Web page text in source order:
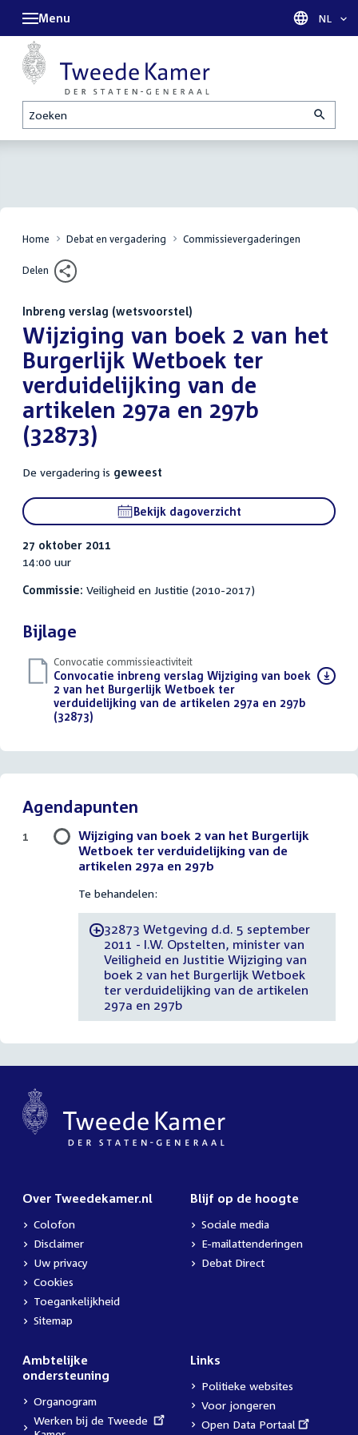
Zoeken
Menu Taal
NL
Home Debat en vergadering Commissievergaderingen
Delen
Inbreng verslag (wetsvoorstel)
:Wijziging van boek 2 van het
Burgerlijk Wetboek ter
verduidelijking van de
artikelen 297a en 297b
(32873)
De vergadering is geweest
Bekijk dagoverzicht
27 oktober 2011
14:00 uur
Commissie: Veiligheid en Justitie (2010-2017)
Bijlage
Convocatie commissieactiviteit
Download
bestand:
Convocatie inbreng verslag Wijziging van boek
2 van het Burgerlijk Wetboek ter
verduidelijking van de artikelen 297a en 297b
(32873)
Agendapunten
Wijziging van boek 2 van het Burgerlijk
Wetboek ter verduidelijking van de
artikelen 297a en 297b
Te behandelen:
-32873 Wetgeving d.d. 5 september
2011 - I.W. Opstelten, minister van
Veiligheid en Justitie Wijziging van
boek 2 van het Burgerlijk Wetboek
ter verduidelijking van de artikelen
297a en 297b
1
Over Tweedekamer.nl
Colofon
Disclaimer
Uw privacy
Cookies
Toegankelijkheid
Sitemap
Blijf op de hoogte
Sociale media
E-mailattenderingen
Debat Direct
Ambtelijke
ondersteuning
Organogram
External
Werken bij de Tweede
Links
Politieke websites
Voor jongeren
External
Open Data Portaal